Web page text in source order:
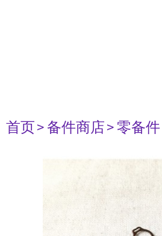
首页> 备件商店> 零备件